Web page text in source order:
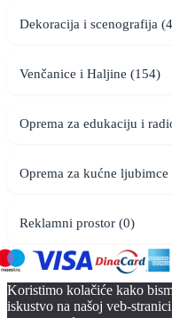
Dekoracija i scenografija
Venčanice i Haljine (154)
Oprema za edukaciju i
Oprema za kućne ljubimce
Reklamni prostor (0)
Koristimo kolačiće kako
iskustvo na našoj veb-